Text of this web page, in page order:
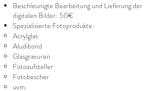
Beschleunigte Bearbeitung und Lieferung der
digitalen Bilder: 50€
Spezialisierte Fotoprodukte:
Acrylglas
Aludibond
Glasgravuren
Fotoaufsteller
Fotobescher
uvm.